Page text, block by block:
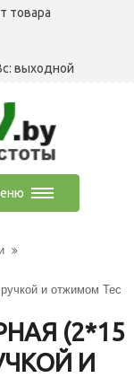
товара
выходной
и отжимом Тес
(2*15
И